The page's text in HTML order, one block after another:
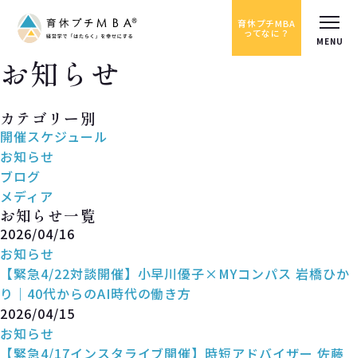
育休プチMBA
ってなに？
お知らせ
カテゴリー別
開催スケジュール
お知らせ
ブログ
メディア
お知らせ一覧
2026/04/16
お知らせ
【緊急4/22対談開催】小早川優子×MYコンパス 岩橋ひか
り｜40代からのAI時代の働き方
2026/04/15
お知らせ
【緊急4/17インスタライブ開催】時短アドバイザー 佐藤